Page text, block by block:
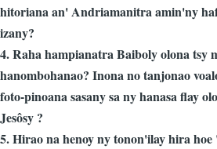
hitoriana an' Andriamanitra amin'ny
izany?
4. Raha hampianatra Baiboly olona tsy
hanombohanao? Inona no tanjonao
foto-pinoana sasany sa ny hanasa flay
Jesôsy ?
5. Hirao na henoy ny tonon'ilay hira